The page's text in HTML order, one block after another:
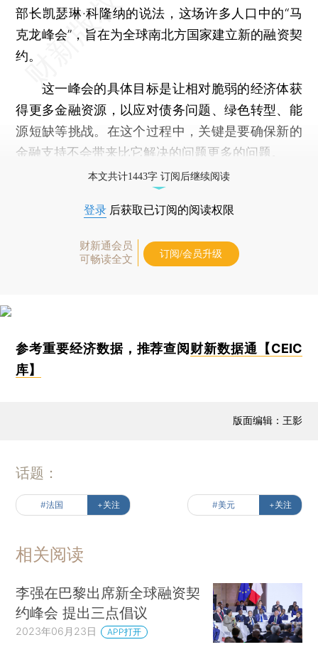
部长凯瑟琳·科隆纳的说法，这场许多人口中的“马
克龙峰会”，旨在为全球南北方国家建立新的融资契
约。
这一峰会的具体目标是让相对脆弱的经济体获
得更多金融资源，以应对债务问题、绿色转型、能
源短缺等挑战。在这个过程中，关键是要确保新的
金融支持不会带来比它解决的问题更多的问题。
本文共计1443字 订阅后继续阅读
登录 后获取已订阅的阅读权限
财新通会员
可畅读全文
订阅/会员升级
参考重要经济数据，推荐查阅财新数据通【CEIC
库】
版面编辑：王影
话题：
#法国 +关注 #美元 +关注
相关阅读
李强在巴黎出席新全球融资契
约峰会 提出三点倡议
2023年06月23日 APP打开